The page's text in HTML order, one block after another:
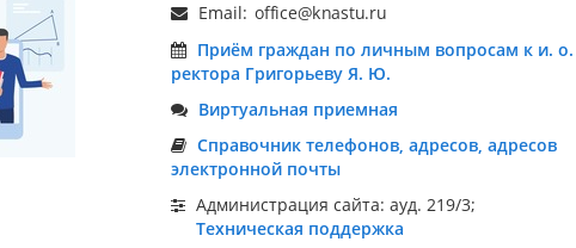
Email:
Приём граждан по личным вопросам к и. о.
ректора Григорьеву Я. Ю.
Виртуальная приемная
Справочник телефонов, адресов, адресов
электронной почты
Администрация сайта: ауд. 219/3;
Техническая поддержка